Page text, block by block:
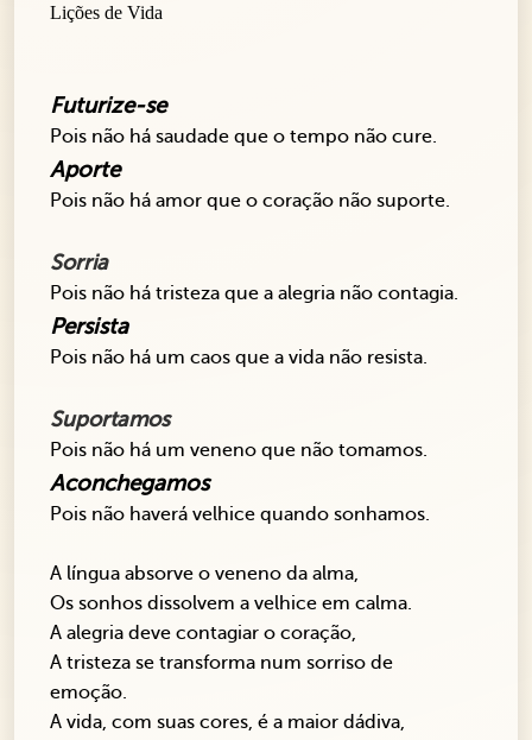
Lições de Vida
Futurize-se
Pois não há saudade que o tempo não cure.
Aporte
Pois não há amor que o coração não suporte.
Sorria
Pois não há tristeza que a alegria não contagia.
Persista
Pois não há um caos que a vida não resista.
Suportamos
Pois não há um veneno que não tomamos.
Aconchegamos
Pois não haverá velhice quando sonhamos.
A língua absorve o veneno da alma,
Os sonhos dissolvem a velhice em calma.
A alegria deve contagiar o coração,
A tristeza se transforma num sorriso de
emoção.
A vida, com suas cores, é a maior dádiva,